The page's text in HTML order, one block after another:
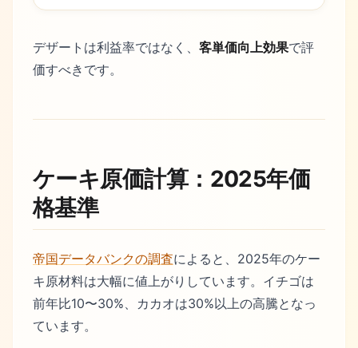
デザートは利益率ではなく、 客単価向上効果で評
価すべきです。
ケーキ原価計算：2025年価
格基準
帝国データバンクの調査によると、2025年のケー
キ原材料は大幅に値上がりしています。イチゴは
前年比10〜30%、カカオは30%以上の高騰となっ
ています。